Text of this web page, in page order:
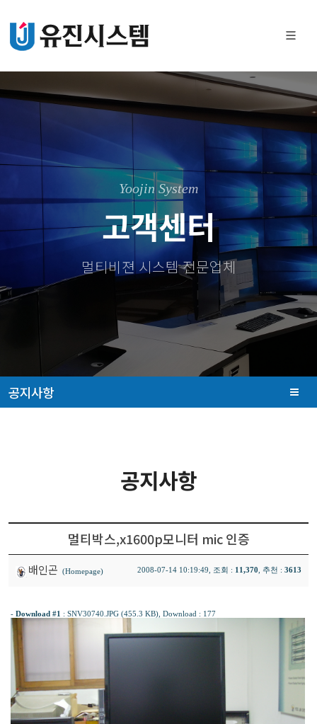
Yoojin System
고객센터
멀티비젼 시스템 전문업체
공지사항
공지사항
멀티박스,x1600p모니터 mic 인증
배인곤 (Homepage) 2008-07-14 10:19:49, 조회 : 11,370 , 추천 : 3613
- Download #1 : SNV30740.JPG (455.3 KB) , Download : 177